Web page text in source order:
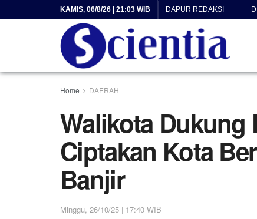
KAMIS, 06/8/26 | 21:03 WIB DAPUR REDAKSI
Home DAERAH
Walikota Dukung
Ciptakan Kota
Banjir
Minggu, 26/10/25 | 17:40 WIB